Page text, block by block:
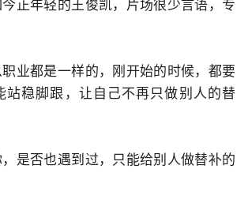
业都是一样的，刚开始的时候，都要
站稳脚跟，让自己不再只做别人的替
是否也遇到过，只能给别人做替补的